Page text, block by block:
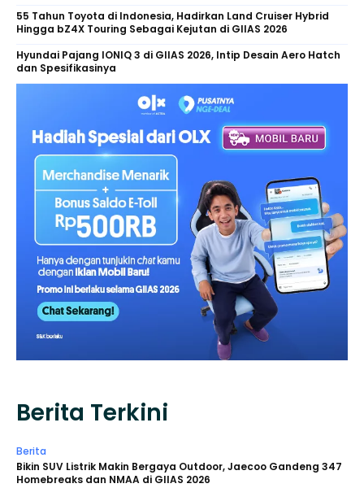
55 Tahun Toyota di Indonesia, Hadirkan Land Cruiser Hybrid
Hingga bZ4X Touring Sebagai Kejutan di GIIAS 2026
Hyundai Pajang IONIQ 3 di GIIAS 2026, Intip Desain Aero Hatch
dan Spesifikasinya
Berita Terkini
Berita
Bikin SUV Listrik Makin Bergaya Outdoor, Jaecoo Gandeng 347
Homebreaks dan NMAA di GIIAS 2026